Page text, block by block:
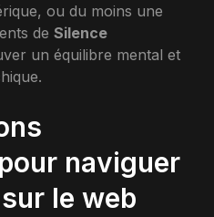
ou du moins une
de Silence
un équilibre mental et
naviguer
le web